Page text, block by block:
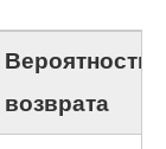
Вероятность
возврата